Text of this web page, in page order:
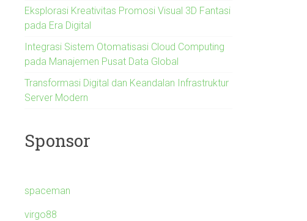
Eksplorasi Kreativitas Promosi Visual 3D Fantasi
pada Era Digital
Integrasi Sistem Otomatisasi Cloud Computing
pada Manajemen Pusat Data Global
Transformasi Digital dan Keandalan Infrastruktur
Server Modern
Sponsor
spaceman
virgo88